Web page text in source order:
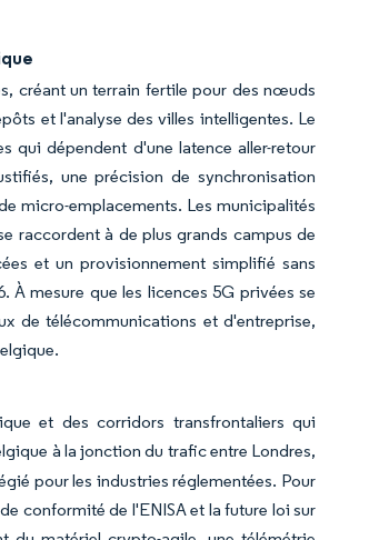
créant un terrain fertile pour des nœuds
et l'analyse des villes intelligentes. Le
qui dépendent d'une latence aller-retour
une précision de synchronisation
micro-emplacements. Les municipalités
raccordent à de plus grands campus de
et un provisionnement simplifié sans
À mesure que les licences 5G privées se
de télécommunications et d'entreprise,
et des corridors transfrontaliers qui
à la jonction du trafic entre Londres,
pour les industries réglementées. Pour
conformité de l'ENISA et la future loi sur